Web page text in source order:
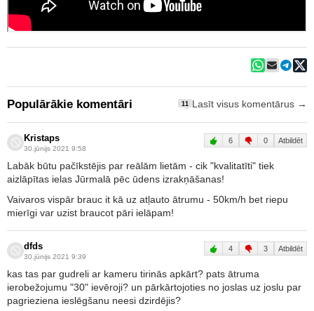
Populārākie komentāri 11 Lasīt visus komentārus →
Kristaps
30.jūnijs 2021 9:58
6 0 Atbildēt
Labāk būtu pačīkstējis par reālām lietām - cik "kvalitatīti" tiek
aizlāpītas ielas Jūrmalā pēc ūdens izrakņāšanas!
Vaivaros vispār brauc it kā uz atļauto ātrumu - 50km/h bet riepu
mierīgi var uzist braucot pāri ielāpam!
dfds
30.jūnijs 2021 9:39
4 3 Atbildēt
kas tas par gudreli ar kameru tirinās apkārt? pats ātruma
ierobežojumu "30" ievēroji? un pārkārtojoties no joslas uz joslu par
pagrieziena ieslēgšanu neesi dzirdējis?